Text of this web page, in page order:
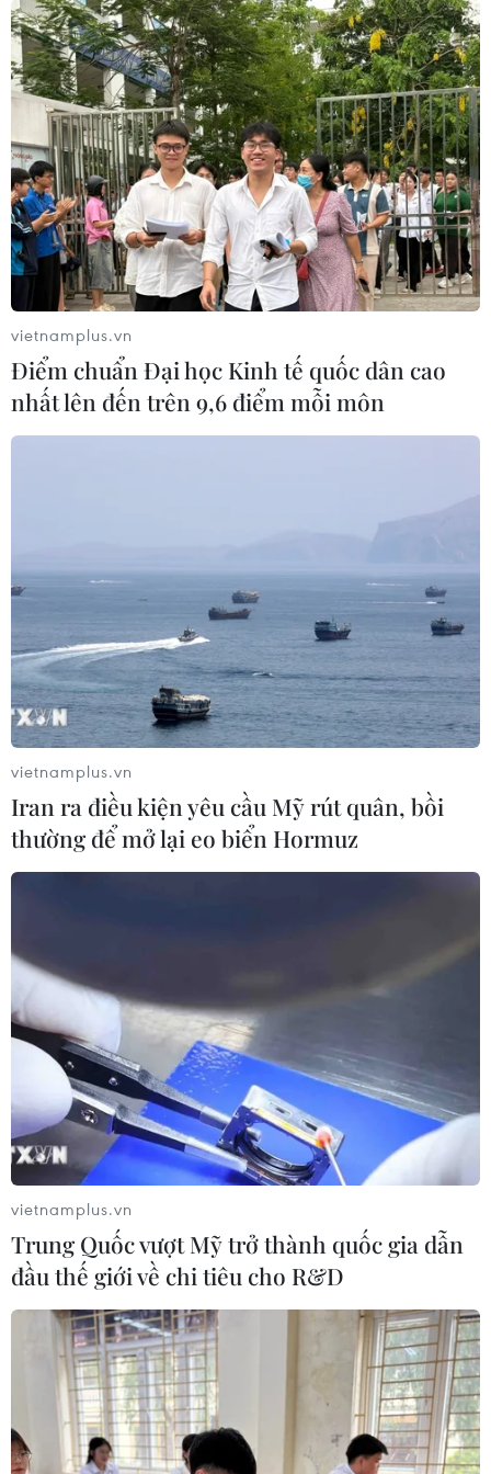
TIN CÙNG CHUYÊN MỤC
Xuất khẩu dệt may 7 tháng đạt trên
27 tỷ USD, duy trì đà tăng trưởng
09/08/2026 08:25
vietnamplus.vn
Điểm chuẩn Đại học Kinh tế quốc dân cao
nhất lên đến trên 9,6 điểm mỗi môn
vietnamplus.vn
Iran ra điều kiện yêu cầu Mỹ rút quân, bồi
thường để mở lại eo biển Hormuz
vietnamplus.vn
Trung Quốc vượt Mỹ trở thành quốc gia dẫn
đầu thế giới về chi tiêu cho R&D